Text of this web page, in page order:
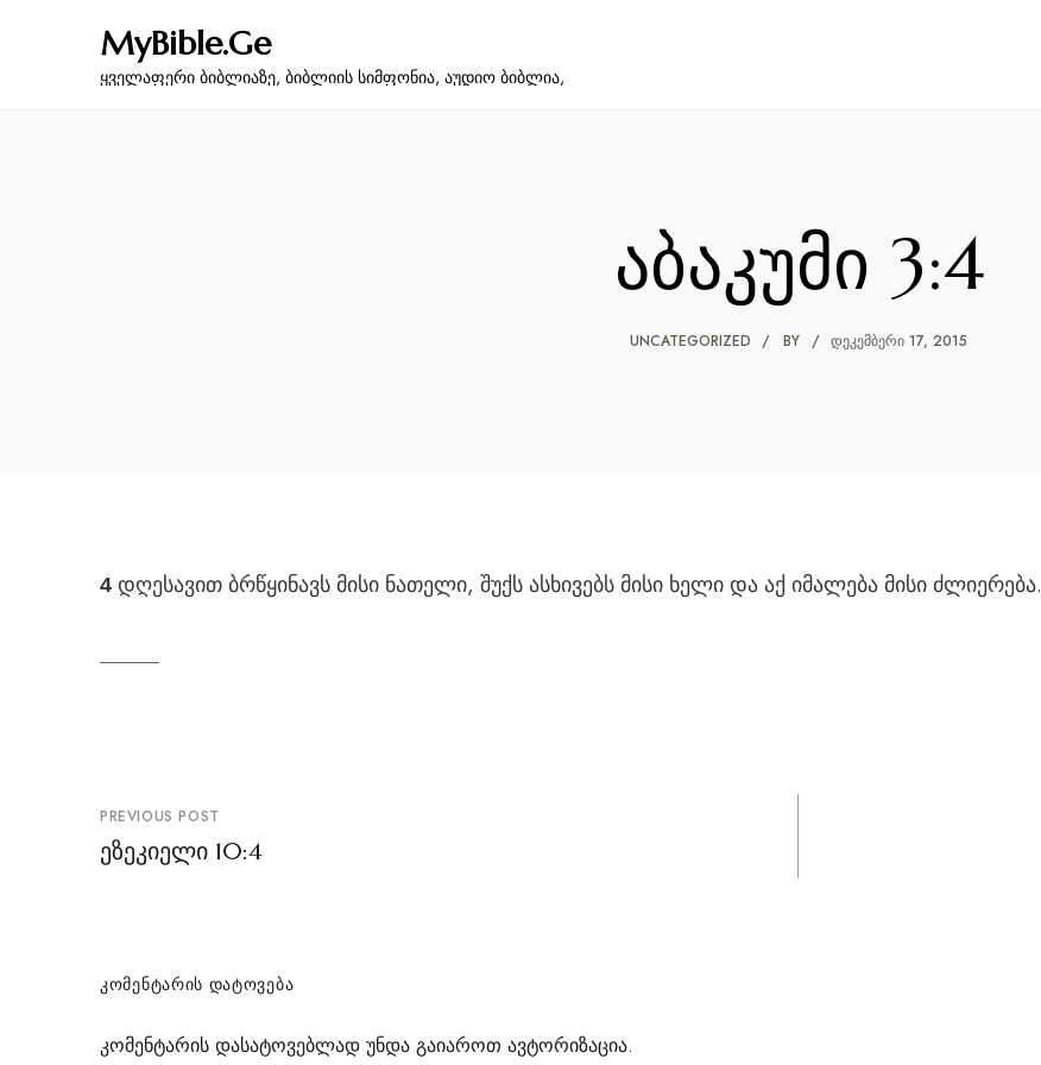
MyBible.Ge
ყველაფერი ბიბლიაზე, ბიბლიის სიმფონია, აუდიო ბიბლია,
აბაკუმი 3:4
UNCATEGORIZED BY ᲓᲔᲙᲔᲛᲑᲔᲠᲘ 17, 2015
4 დღესავით ბრწყინავს მისი ნათელი, შუქს ასხივებს მისი ხელი და აქ იმალება მისი ძლიერება.
პოსტის
ნავიგაცია
PREVIOUS POST
ეზეკიელი 10:4
ᲙᲝᲛᲔᲜᲢᲐᲠᲘᲡ ᲓᲐᲢᲝᲕᲔᲑᲐ
კომენტარის დასატოვებლად უნდა გაიაროთ ავტორიზაცია.